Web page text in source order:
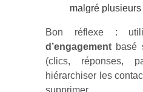
malgré
Bon réflexe :
d’engagement basé
(clics, réponses,
hiérarchiser les